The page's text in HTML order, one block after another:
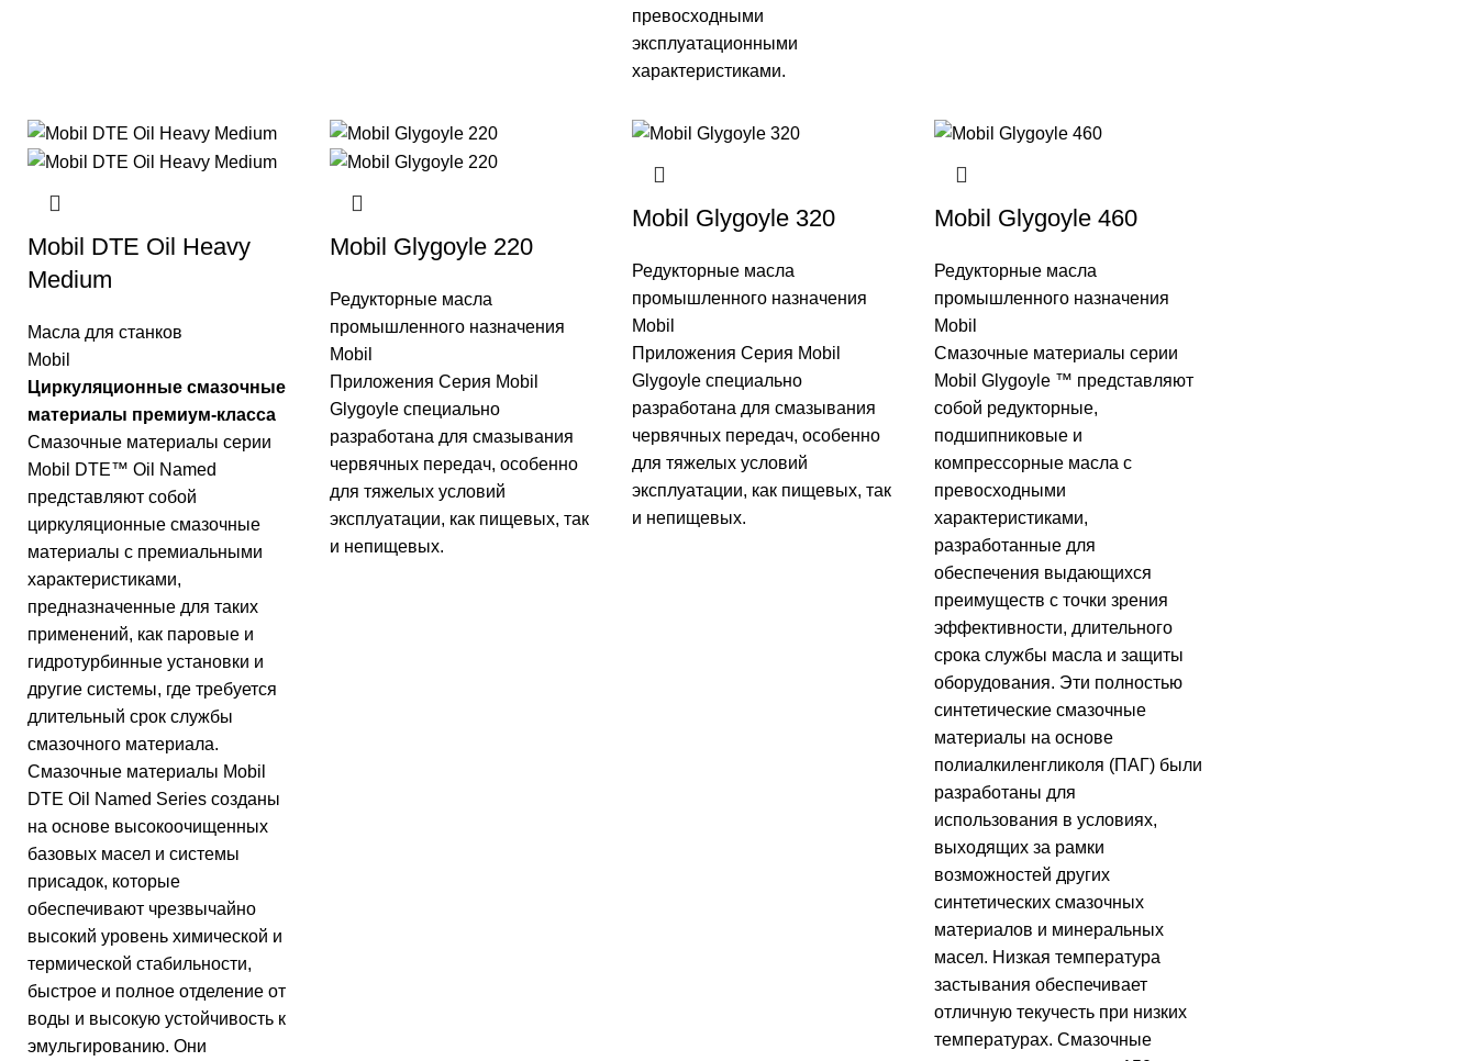
превосходными
эксплуатационными
характеристиками.
Mobil DTE Oil Heavy
Medium
Масла для станков
Mobil
Циркуляционные смазочные
материалы премиум-класса
Смазочные материалы серии
Mobil DTE™ Oil Named
представляют собой
циркуляционные смазочные
материалы с премиальными
характеристиками,
предназначенные для таких
применений, как паровые и
гидротурбинные установки и
другие системы, где требуется
длительный срок службы
смазочного материала.
Смазочные материалы Mobil
DTE Oil Named Series созданы
на основе высокоочищенных
базовых масел и системы
присадок, которые
обеспечивают чрезвычайно
высокий уровень химической и
термической стабильности,
быстрое и полное отделение от
воды и высокую устойчивость к
эмульгированию. Они
Mobil Glygoyle 220
Редукторные масла
промышленного назначения
Mobil
Приложения Серия Mobil
Glygoyle специально
разработана для смазывания
червячных передач, особенно
для тяжелых условий
эксплуатации, как пищевых, так
и непищевых.
Mobil Glygoyle 320
Редукторные масла
промышленного назначения
Mobil
Приложения Серия Mobil
Glygoyle специально
разработана для смазывания
червячных передач, особенно
для тяжелых условий
эксплуатации, как пищевых, так
и непищевых.
Mobil Glygoyle 460
Редукторные масла
промышленного назначения
Mobil
Смазочные материалы серии
Mobil Glygoyle ™ представляют
собой редукторные,
подшипниковые и
компрессорные масла с
превосходными
характеристиками,
разработанные для
обеспечения выдающихся
преимуществ с точки зрения
эффективности, длительного
срока службы масла и защиты
оборудования. Эти полностью
синтетические смазочные
материалы на основе
полиалкиленгликоля (ПАГ) были
разработаны для
использования в условиях,
выходящих за рамки
возможностей других
синтетических смазочных
материалов и минеральных
масел. Низкая температура
застывания обеспечивает
отличную текучесть при низких
температурах. Смазочные